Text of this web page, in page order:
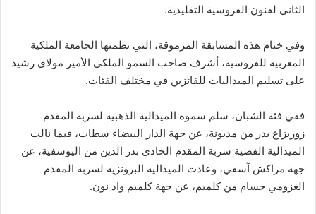
الثاني لفنون الفروسية التقليدية.
وفي ختام هذه المسابقة المرموقة، التي نظمتها الجامعة الملكية
المغربية للفروسية، أشرف صاحب السمو الملكي الأمير مولاي رشيد
على تسليم الميداليات للفائزين في مختلف الفئات.
ففي فئة الشبان، سلم سموه الميدالية الذهبية لسربة المقدم
زوريزاع بدر من مديونة، عن جهة الدار البيضاء سطات، فيما نالت
الميدالية الفضية سربة المقدم الخادي بدر الدين من اليوسفية، عن
جهة مراكش آسفي، وعادت الميدالية البرونزية لسربة المقدم
الغزومي حسام من كلميم، عن جهة كلميم واد نون.